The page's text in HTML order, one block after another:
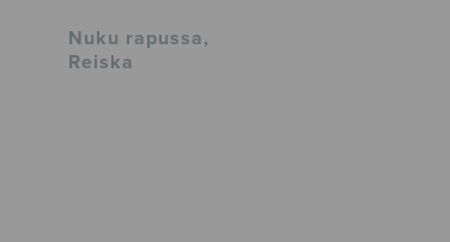
Nuku rapussa,
Reiska